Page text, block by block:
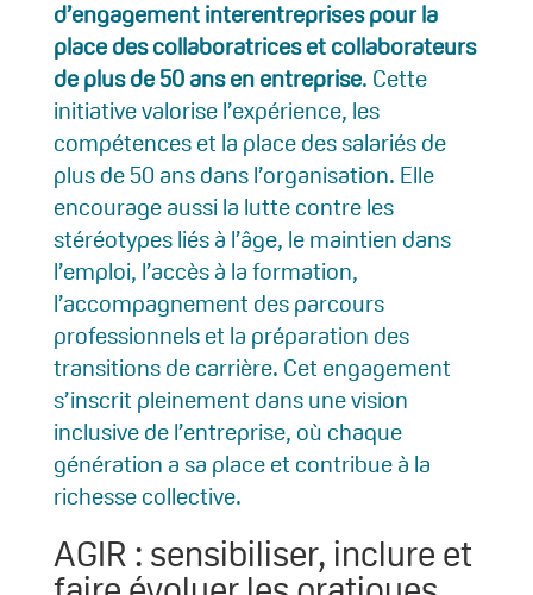
d’engagement interentreprises pour la
place des collaboratrices et collaborateurs
de plus de 50 ans en entreprise. Cette
initiative valorise l’expérience, les
compétences et la place des salariés de
plus de 50 ans dans l’organisation. Elle
encourage aussi la lutte contre les
stéréotypes liés à l’âge, le maintien dans
l’emploi, l’accès à la formation,
l’accompagnement des parcours
professionnels et la préparation des
transitions de carrière. Cet engagement
s’inscrit pleinement dans une vision
inclusive de l’entreprise, où chaque
génération a sa place et contribue à la
richesse collective.
AGIR : sensibiliser, inclure et